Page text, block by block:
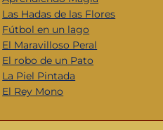
Las Hadas de las Flores
Fútbol en un lago
El Maravilloso Peral
El robo de un Pato
La Piel Pintada
El Rey Mono